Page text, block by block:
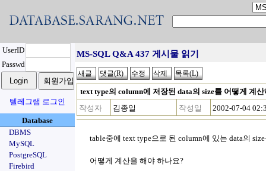
UserID
Passwd
텔레그램 로그인
Database
DBMS
MySQL
PostgreSQL
Firebird
MS-SQL Q&A 437 게시물 읽기
text type의 column에 저장된 data의 size를 어떻게 계
작성자
김종일 작성일 2002-07-04
table중에 text type으로 된 column에 있는 data의
어떻게 계산을 해야 하나요?